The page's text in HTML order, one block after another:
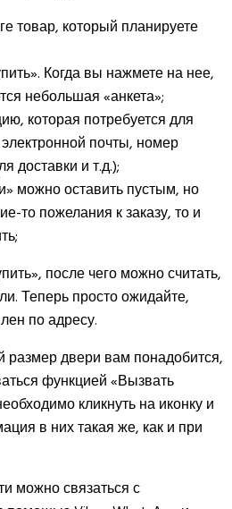
товар, который планируете
Когда вы нажмете на нее,
небольшая «анкета»;
которая потребуется для
почты, номер
доставки и т.д.);
можно оставить пустым, но
то пожелания к заказу, то и
после чего можно считать,
Теперь просто ожидайте,
по адресу.
размер двери вам понадобится,
функцией «Вызвать
кликнуть на иконку и
в них такая же, как и при
можно связаться с